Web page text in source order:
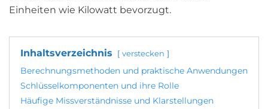
Einheiten wie Kilowatt bevorzugt.
Inhaltsverzeichnis verstecken
Berechnungsmethoden und praktische Anwendungen
Schlüsselkomponenten und ihre Rolle
Häufige Missverständnisse und Klarstellungen